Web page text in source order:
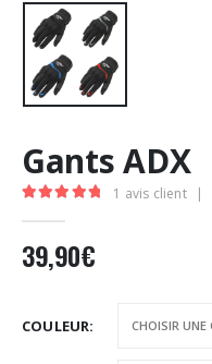
Gants ADX
1 avis client |
39,90€
COULEUR